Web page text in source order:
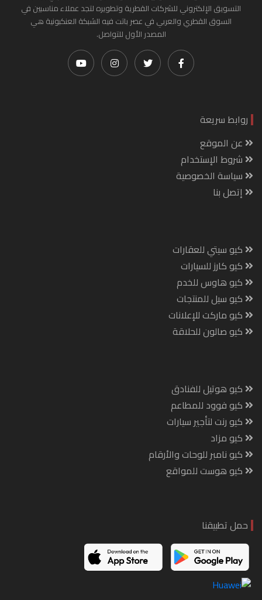
التسويق الإلكتروني للشركات القطرية وتطويره لتجد عملاء مناسبين في
السوق القطري والعربي في عصر باتت فيه الشبكة العنكبونية هي
المصدر الأول للتواصل.
روابط سريعة
عن الموقع
شروط الإستخدام
سياسة الخصوصية
إتصل بنا
كيو سيتي للعقارات
كيو كارز للسيارات
كيو هاوس للخدم
كيو سيل للمنتجات
كيو ماركت للإعلانات
كيو صالون للحلاقة
كيو هوتيل للفنادق
كيو فوود للمطاعم
كيو رنت لتأجير سيارات
كيو مزاد
كيو نامبر للوحات والأرقام
كيو هوست للمواقع
حمل تطبيقنا